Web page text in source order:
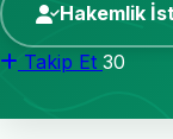
Hakemlik
Takip Et 30